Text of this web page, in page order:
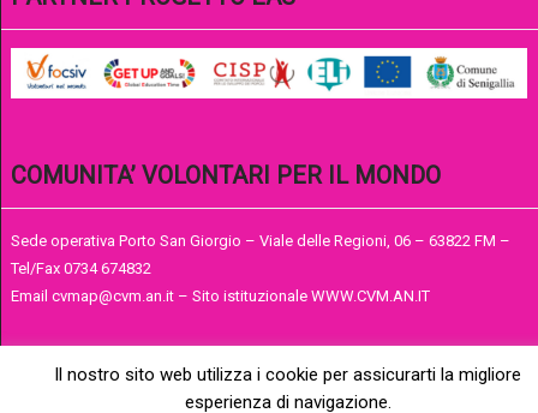
COMUNITA’ VOLONTARI PER IL MONDO
Sede operativa Porto San Giorgio – Viale delle Regioni, 06 – 63822 FM –
Tel/Fax 0734 674832
Email cvmap@cvm.an.it – Sito istituzionale WWW.CVM.AN.IT
Il nostro sito web utilizza i cookie per assicurarti la migliore
esperienza di navigazione.